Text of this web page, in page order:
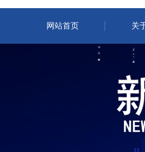
网站首页 关